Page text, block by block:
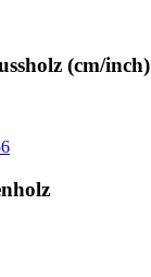
(cm/inch)